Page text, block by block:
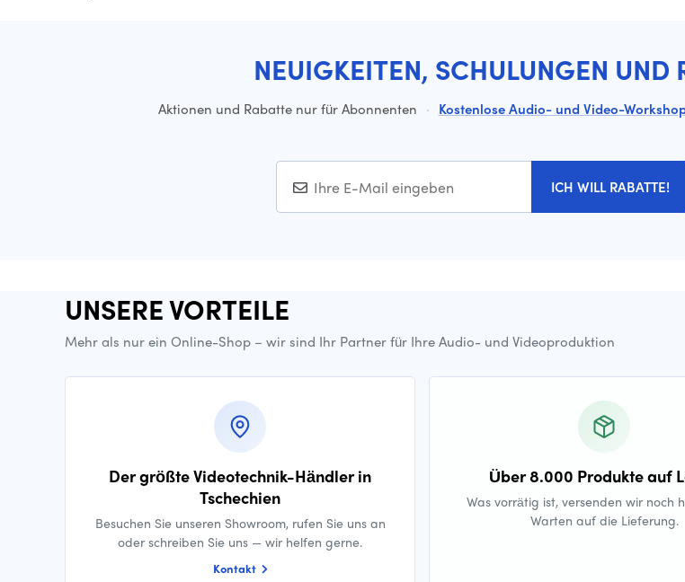
NEUIGKEITEN, SCHULUNGEN UND
Aktionen und Rabatte nur für Abonnenten · Kostenlose Audio- und Video-
ICH WILL RABATTE!
UNSERE VORTEILE
Mehr als nur ein Online-Shop – wir sind Ihr Partner für Ihre Audio- und Videoproduktion
Der größte Videotechnik-Händler in
Tschechien
Besuchen Sie unseren Showroom, rufen Sie uns an
oder schreiben Sie uns — wir helfen gerne.
Kontakt
Über 8.000 Produkte auf
Was vorrätig ist, versenden wir noch
Warten auf die Lieferung.